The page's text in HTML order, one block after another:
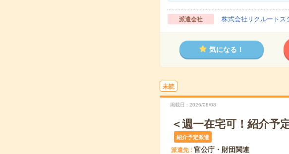
派遣会社 株式会社リクルートス
気になる！
未読
掲載日 2026/08/08
＜週一在宅可！紹介予
紹介予定派遣
派遣先 官公庁・財団関連